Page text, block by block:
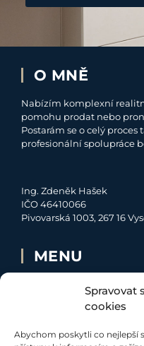
Spravovat
cookies
Abychom poskytli co nejlepší
O MNĚ
Nabízím komplexní
pomohu prodat nebo
Postarám se o celý
profesionální spolupráce
Ing. Zdeněk Hašek
IČO 46410066
Pivovarská 1003, 267 16
MENU